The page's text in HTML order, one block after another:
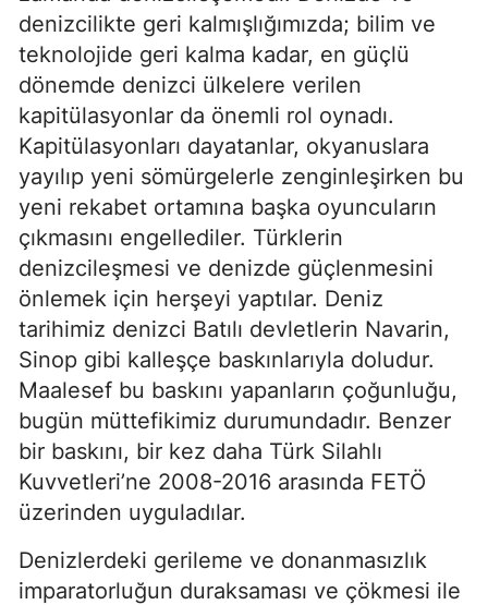
denizcilikte geri kalmışlığımızda; bilim ve
teknolojide geri kalma kadar, en güçlü
dönemde denizci ülkelere verilen
kapitülasyonlar da önemli rol oynadı.
Kapitülasyonları dayatanlar, okyanuslara
yayılıp yeni sömürgelerle zenginleşirken bu
yeni rekabet ortamına başka oyuncuların
çıkmasını engellediler. Türklerin
denizcileşmesi ve denizde güçlenmesini
önlemek için herşeyi yaptılar. Deniz
tarihimiz denizci Batılı devletlerin Navarin,
Sinop gibi kalleşçe baskınlarıyla doludur.
Maalesef bu baskını yapanların çoğunluğu,
bugün müttefikimiz durumundadır. Benzer
bir baskını, bir kez daha Türk Silahlı
Kuvvetleri’ne 2008-2016 arasında FETÖ
üzerinden uyguladılar.
Denizlerdeki gerileme ve donanmasızlık
imparatorluğun duraksaması ve çökmesi ile